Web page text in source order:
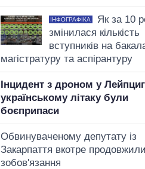
ІНФОГРАФІКА
Як за 10
змінилася кількість
вступників на
магістратуру та аспірантуру
Інцидент з дроном у
українському літаку були
боєприпаси
Обвинуваченому депутату із
Закарпаття вкотре продовжили
зобов'язання